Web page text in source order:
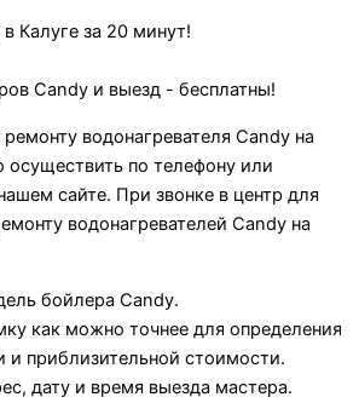
Калуге за 20 минут!
Candy и выезд - бесплатны!
водонагревателя Candy на
по телефону или
сайте. При звонке в центр для
водонагревателей Candy на
бойлера Candy.
как можно точнее для определения
и приблизительной стоимости.
дату и время выезда мастера.